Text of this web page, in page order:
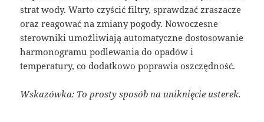
strat wody. Warto czyścić filtry, sprawdzać zraszacze
oraz reagować na zmiany pogody. Nowoczesne
sterowniki umożliwiają automatyczne dostosowanie
harmonogramu podlewania do opadów i
temperatury, co dodatkowo poprawia oszczędność.
Wskazówka: To prosty sposób na uniknięcie usterek.